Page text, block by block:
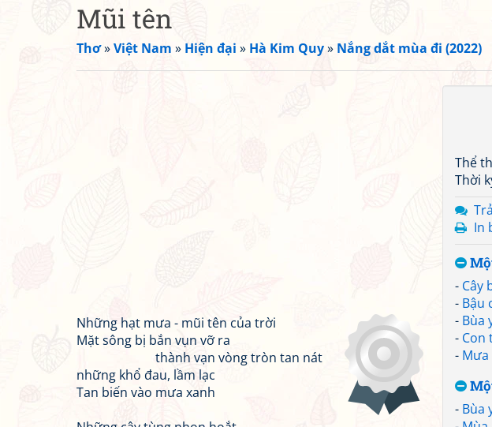
Mũi tên
Thơ»Việt Nam » Hiện đại » Hà Kim Quy» Nắng dắt mùa đi (2022)
Thể
Thời
In
- Cây
- Bậu
- Bùa
- Con
- Mưa
- Bùa
Những hạt mưa - mũi tên của trời
Mặt sông bị bắn vụn vỡ ra
thành vạn vòng tròn tan nát
những khổ đau, lầm lạc
Tan biến vào mưa xanh